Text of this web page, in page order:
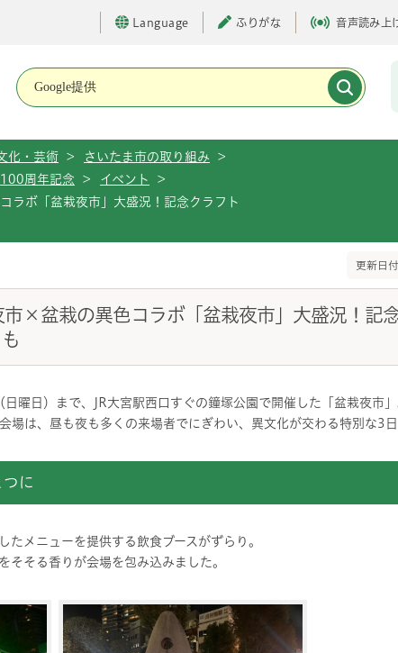
Language ふりがな 音声読み上
化・芸術 > さいたま市の取り組み
>
周年記念 > イベント
>
ラボ「盆栽夜市」大盛況！記念クラフト
更新日
市×盆栽の異色コラボ「盆栽夜市」大盛況！記
曜日）まで、JR大宮駅西口すぐの鐘塚公園で開催した「盆栽夜市」
場は、昼も夜も多くの来場者でにぎわい、異文化が交わる特別な3日
に
たメニューを提供する飲食ブースがずらり。
そそる香りが会場を包み込みました。